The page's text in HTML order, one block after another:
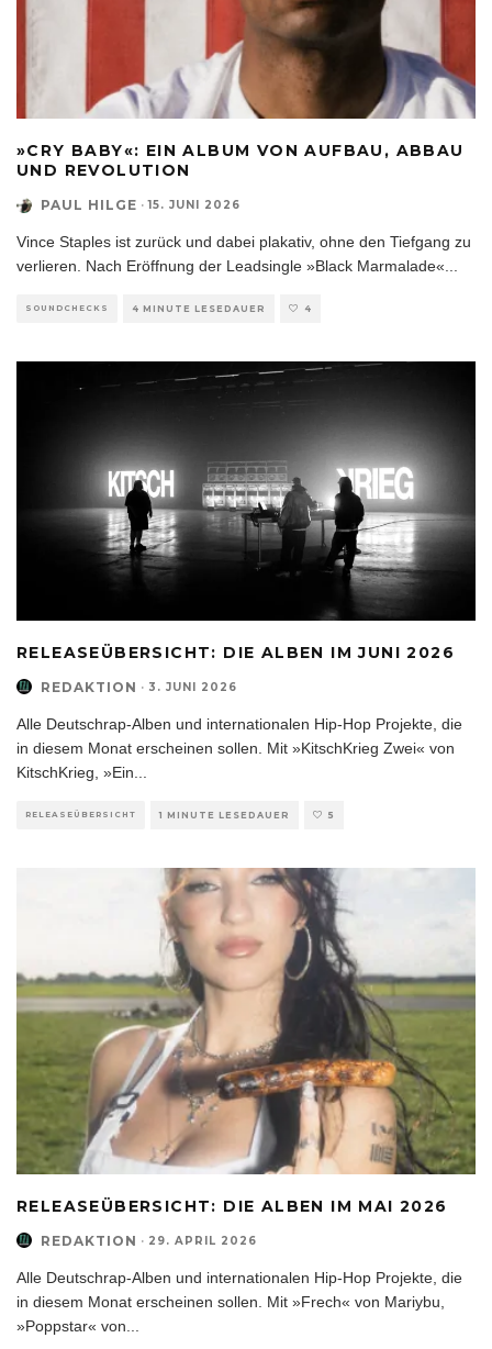
»CRY BABY«: EIN ALBUM VON AUFBAU, ABBAU
UND REVOLUTION
PAUL HILGE · 15. JUNI 2026
Vince Staples ist zurück und dabei plakativ, ohne den Tiefgang zu
verlieren. Nach Eröffnung der Leadsingle »Black Marmalade«...
SOUNDCHECKS 4 MINUTE LESEDAUER 4
RELEASEÜBERSICHT: DIE ALBEN IM JUNI 2026
REDAKTION · 3. JUNI 2026
Alle Deutschrap-Alben und internationalen Hip-Hop Projekte, die
in diesem Monat erscheinen sollen. Mit »KitschKrieg Zwei« von
KitschKrieg, »Ein
RELEASEÜBERSICHT 1 MINUTE LESEDAUER 5
RELEASEÜBERSICHT: DIE ALBEN IM MAI 2026
REDAKTION · 29. APRIL 2026
Alle Deutschrap-Alben und internationalen Hip-Hop Projekte, die
in diesem Monat erscheinen sollen. Mit »Frech« von Mariybu,
»Poppstar« von